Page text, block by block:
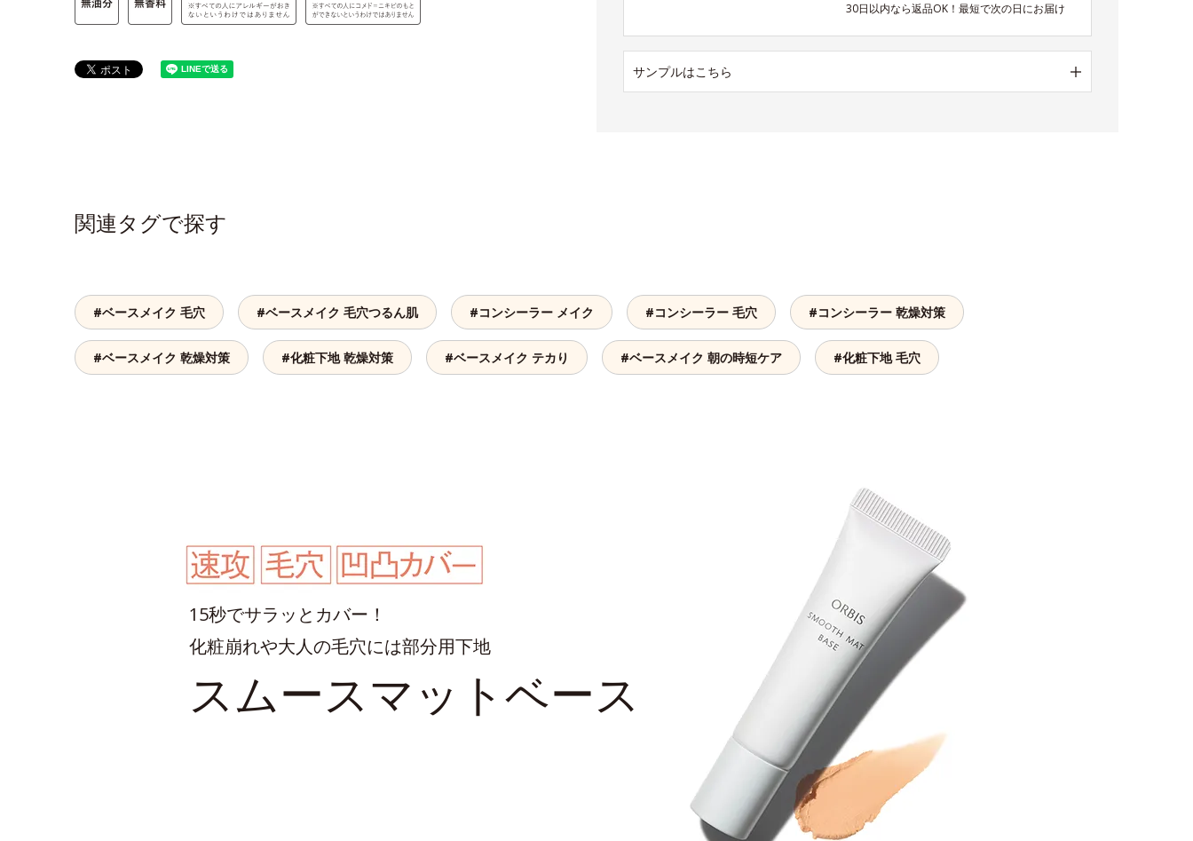
30日以内なら返品OK！最短で次の日にお届け
サンプルはこちら
関連タグで探す
#ベースメイク 毛穴 #ベースメイク 毛穴つるん肌 #コンシーラー メイク #コンシーラー 毛穴 #コンシーラー 乾燥対策
#ベースメイク 乾燥対策 #化粧下地 乾燥対策 #ベースメイク テカり #ベースメイク 朝の時短ケア #化粧下地 毛穴
15秒でサラッとカバー！
化粧崩れや⼤⼈の⽑⽳には部分⽤下地
スムースマットベース